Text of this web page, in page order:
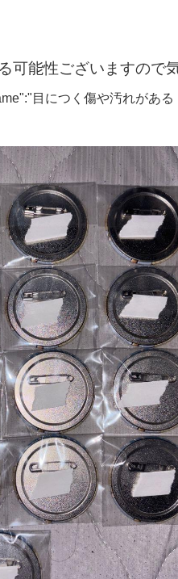
可能性ございますので
目につく傷や汚れがある